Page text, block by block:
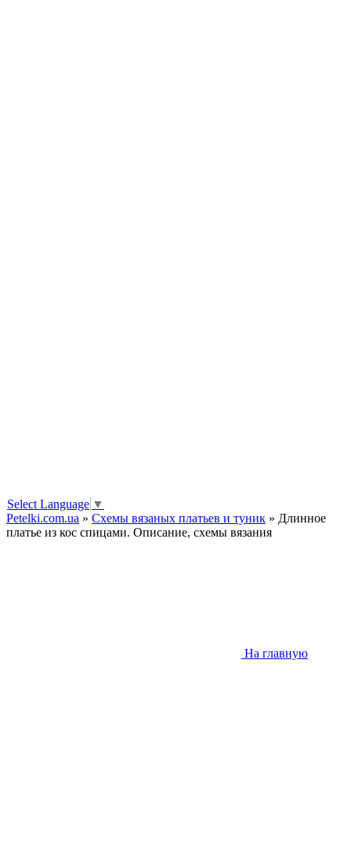
Select Language ▼
Petelki.com.ua » Схемы вязаных платьев и туник » Длинное
платье из кос спицами. Описание, схемы вязания
На главную